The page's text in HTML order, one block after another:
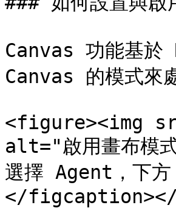
Canvas 功能基
Canvas 的模式來
<figure><img
alt="啟用畫布模
選擇 Agent，下
</